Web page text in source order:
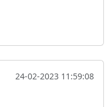
24-02-2023 11:59:08